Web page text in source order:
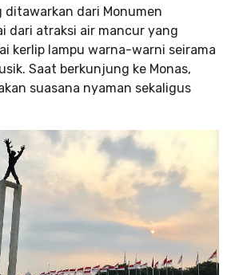
ditawarkan dari Monumen
dari atraksi air mancur yang
kerlip lampu warna-warni seirama
Saat berkunjung ke Monas,
suasana nyaman sekaligus